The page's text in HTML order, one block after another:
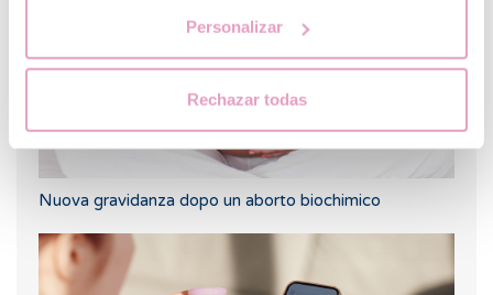
Personalizar
Rechazar todas
Nuova gravidanza dopo un aborto biochimico